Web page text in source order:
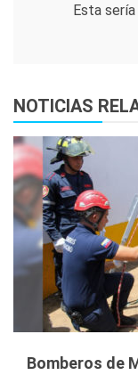
Esta
NOTICIAS
Bomberos de